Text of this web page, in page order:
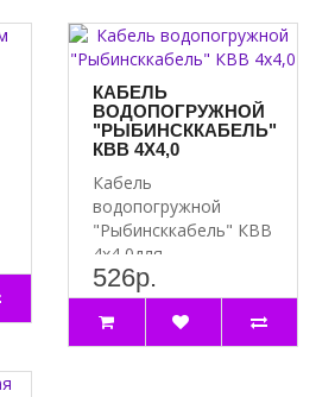
КАБЕЛЬ
ВОДОПОГРУЖНОЙ
"РЫБИНСККАБЕЛЬ"
КВВ 4Х4,0
Кабель
водопогружной
"Рыбинсккабель" КВВ
4х4,0для
водопогружных
двигателей
применяются для..
526р.